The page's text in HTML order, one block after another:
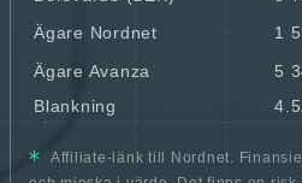
Ägare Nordnet
1
Ägare Avanza
5
Blankning
Affiliate-länk till Nordnet.